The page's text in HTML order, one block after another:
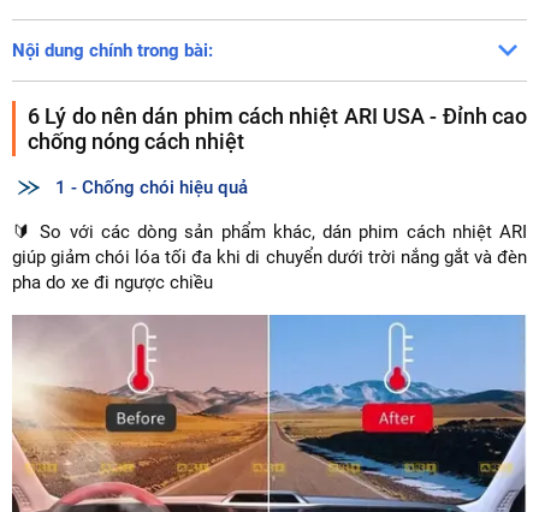
Nội dung chính trong bài:
6 Lý do nên dán phim cách nhiệt ARI USA - Đỉnh cao
chống nóng cách nhiệt
1 - Chống chói hiệu quả
🔰 So với các dòng sản phẩm khác, dán phim cách nhiệt ARI
giúp giảm chói lóa tối đa khi di chuyển dưới trời nắng gắt và đèn
pha do xe đi ngược chiều